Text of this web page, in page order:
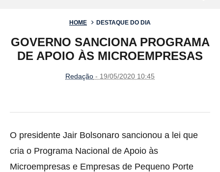
HOME DESTAQUE DO DIA
GOVERNO SANCIONA PROGRAMA
DE APOIO ÀS MICROEMPRESAS
Redação - 19/05/2020 10:45
O presidente Jair Bolsonaro sancionou a lei que
cria o Programa Nacional de Apoio às
Microempresas e Empresas de Pequeno Porte